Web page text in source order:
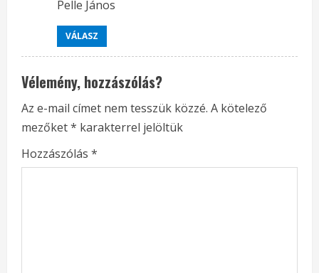
Pelle János
VÁLASZ
Vélemény, hozzászólás?
Az e-mail címet nem tesszük közzé. A kötelező
mezőket* karakterrel jelöltük
Hozzászólás *